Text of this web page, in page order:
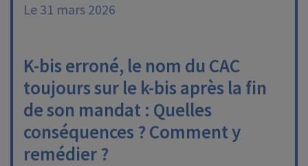
Le 31 mars 2026
K-bis erroné, le nom du CAC
toujours sur le k-bis après la fin
de son mandat : Quelles
conséquences ? Comment y
remédier ?